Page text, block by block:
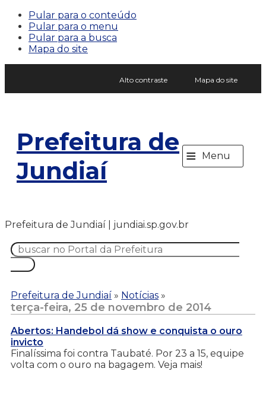
Pular para o conteúdo
Pular para o menu
Pular para a busca
Mapa do site
Alto contraste Mapa do site
Prefeitura de
Jundiaí
≡ Menu
Prefeitura de Jundiaí | jundiai.sp.gov.br
Prefeitura de Jundiaí » Notícias »
terça-feira, 25 de novembro de 2014
Abertos: Handebol dá show e conquista o ouro
invicto
Finalíssima foi contra Taubaté. Por 23 a 15, equipe
volta com o ouro na bagagem. Veja mais!